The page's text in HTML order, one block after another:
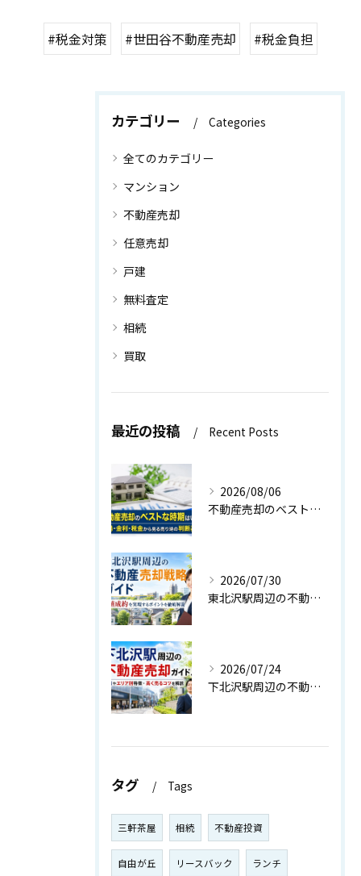
#税金対策 #世田谷不動産売却 #税金負担
カテゴリー Categories
全てのカテゴリー
マンション
不動産売却
任意売却
戸建
無料査定
相続
買取
最近の投稿 Recent Posts
2026/08/06
不動産売却のベストな時期はいつ？相場・金利・税金から見る売り時の判断基準
2026/07/30
東北沢駅周辺の不動産売却戦略ガイド｜高値成約を実現するポイントを徹底解説
2026/07/24
下北沢駅周辺の不動産売却ガイド！相場やエリア別特徴・高く売るコツを解説
タグ Tags
三軒茶屋 相続 不動産投資
自由が丘 リースバック ランチ